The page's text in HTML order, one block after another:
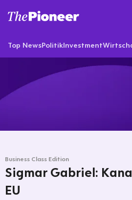
Top NewsPolitikInvestment
Business Class Edition
Sigmar Gabriel:
EU